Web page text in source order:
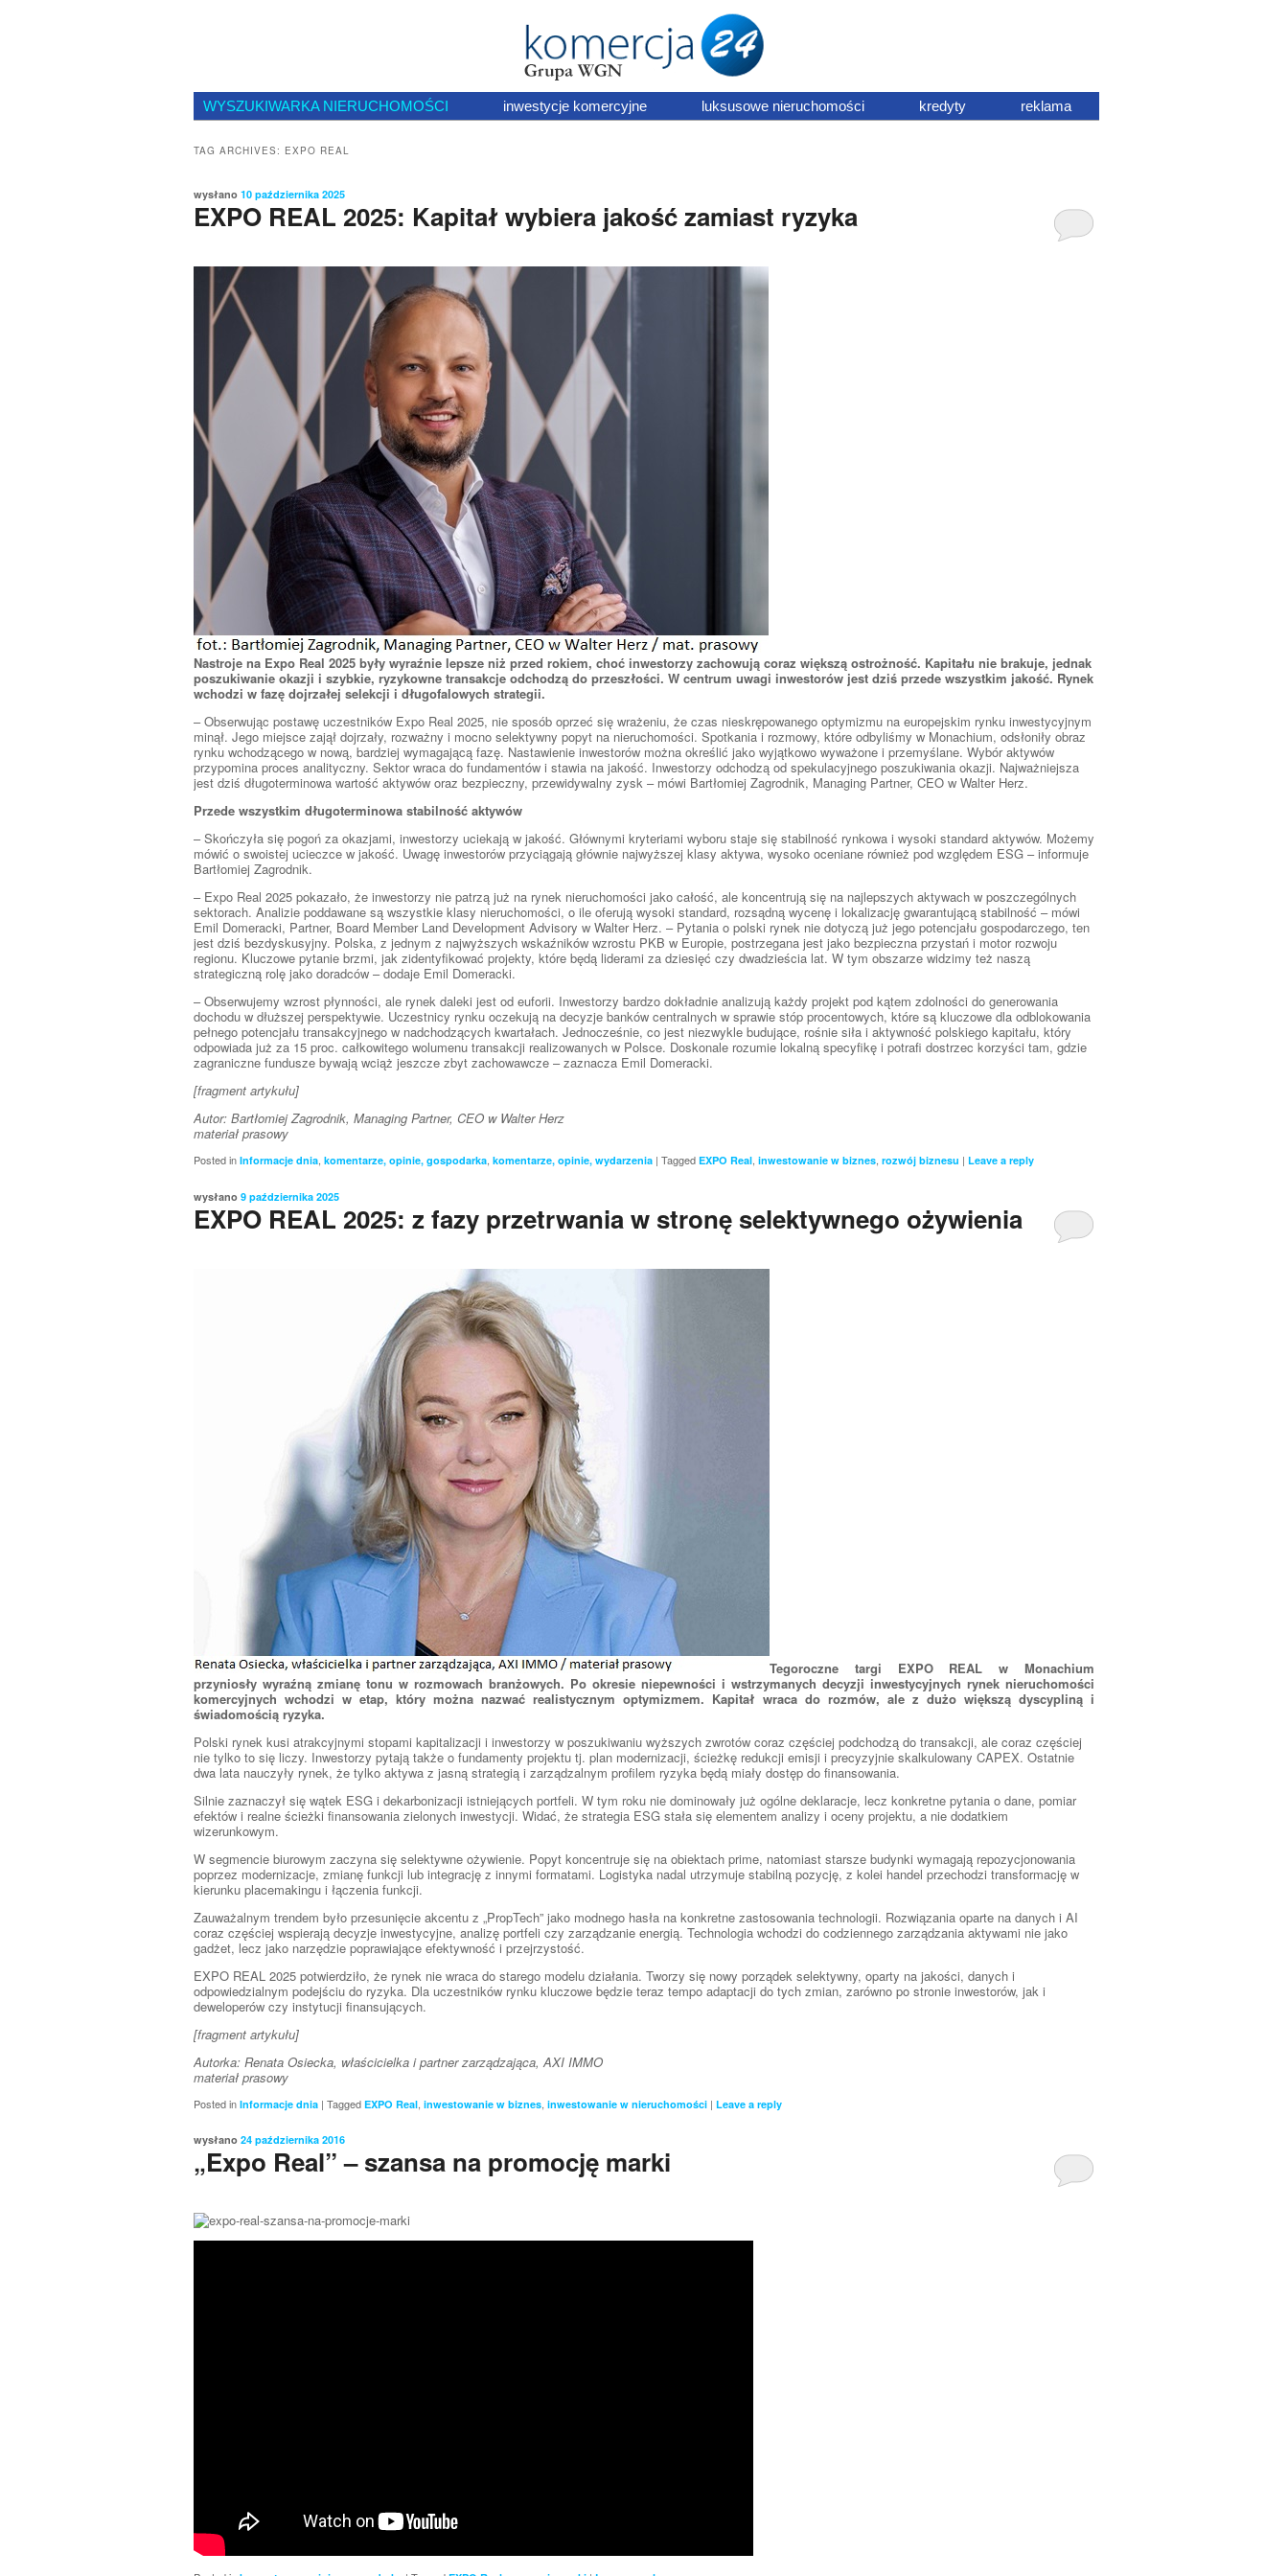
WYSZUKIWARKA NIERUCHOMOŚCI inwestycje komercyjne luksusowe nieruchomości kredyty reklama
TAG ARCHIVES: EXPO REAL
EXPO REAL 2025: Kapitał wybiera jakość zamiast ryzyka
wysłano 10 października 2025
Nastroje na Expo Real 2025 były wyraźnie lepsze niż przed rokiem, choć inwestorzy zachowują coraz większą ostrożność. Kapitału nie brakuje, jednak
poszukiwanie okazji i szybkie, ryzykowne transakcje odchodzą do przeszłości. W centrum uwagi inwestorów jest dziś przede wszystkim jakość. Rynek
wchodzi w fazę dojrzałej selekcji i długofalowych strategii.
– Obserwując postawę uczestników Expo Real 2025, nie sposób oprzeć się wrażeniu, że czas nieskrępowanego optymizmu na europejskim rynku inwestycyjnym
minął. Jego miejsce zajął dojrzały, rozważny i mocno selektywny popyt na nieruchomości. Spotkania i rozmowy, które odbyliśmy w Monachium, odsłoniły obraz
rynku wchodzącego w nową, bardziej wymagającą fazę. Nastawienie inwestorów można określić jako wyjątkowo wyważone i przemyślane. Wybór aktywów
przypomina proces analityczny. Sektor wraca do fundamentów i stawia na jakość. Inwestorzy odchodzą od spekulacyjnego poszukiwania okazji. Najważniejsza
jest dziś długoterminowa wartość aktywów oraz bezpieczny, przewidywalny zysk – mówi Bartłomiej Zagrodnik, Managing Partner, CEO w Walter Herz.
Przede wszystkim długoterminowa stabilność aktywów
– Skończyła się pogoń za okazjami, inwestorzy uciekają w jakość. Głównymi kryteriami wyboru staje się stabilność rynkowa i wysoki standard aktywów. Możemy
mówić o swoistej ucieczce w jakość. Uwagę inwestorów przyciągają głównie najwyższej klasy aktywa, wysoko oceniane również pod względem ESG – informuje
Bartłomiej Zagrodnik.
– Expo Real 2025 pokazało, że inwestorzy nie patrzą już na rynek nieruchomości jako całość, ale koncentrują się na najlepszych aktywach w poszczególnych
sektorach. Analizie poddawane są wszystkie klasy nieruchomości, o ile oferują wysoki standard, rozsądną wycenę i lokalizację gwarantującą stabilność – mówi
Emil Domeracki, Partner, Board Member Land Development Advisory w Walter Herz. – Pytania o polski rynek nie dotyczą już jego potencjału gospodarczego, ten
jest dziś bezdyskusyjny. Polska, z jednym z najwyższych wskaźników wzrostu PKB w Europie, postrzegana jest jako bezpieczna przystań i motor rozwoju
regionu. Kluczowe pytanie brzmi, jak zidentyfikować projekty, które będą liderami za dziesięć czy dwadzieścia lat. W tym obszarze widzimy też naszą
strategiczną rolę jako doradców – dodaje Emil Domeracki.
– Obserwujemy wzrost płynności, ale rynek daleki jest od euforii. Inwestorzy bardzo dokładnie analizują każdy projekt pod kątem zdolności do generowania
dochodu w dłuższej perspektywie. Uczestnicy rynku oczekują na decyzje banków centralnych w sprawie stóp procentowych, które są kluczowe dla odblokowania
pełnego potencjału transakcyjnego w nadchodzących kwartałach. Jednocześnie, co jest niezwykle budujące, rośnie siła i aktywność polskiego kapitału, który
odpowiada już za 15 proc. całkowitego wolumenu transakcji realizowanych w Polsce. Doskonale rozumie lokalną specyfikę i potrafi dostrzec korzyści tam, gdzie
zagraniczne fundusze bywają wciąż jeszcze zbyt zachowawcze – zaznacza Emil Domeracki.
[fragment artykułu]
Autor: Bartłomiej Zagrodnik, Managing Partner, CEO w Walter Herz
materiał prasowy
Posted in Informacje dnia, komentarze, opinie, gospodarka, komentarze, opinie, wydarzenia | Tagged EXPO Real, inwestowanie w biznes, rozwój biznesu | Leave a reply
EXPO REAL 2025: z fazy przetrwania w stronę selektywnego ożywienia
wysłano 9 października 2025
Tegoroczne targi EXPO REAL w Monachium
przyniosły wyraźną zmianę tonu w rozmowach branżowych. Po okresie niepewności i wstrzymanych decyzji inwestycyjnych rynek nieruchomości
komercyjnych wchodzi w etap, który można nazwać realistycznym optymizmem. Kapitał wraca do rozmów, ale z dużo większą dyscypliną i
świadomością ryzyka.
Polski rynek kusi atrakcyjnymi stopami kapitalizacji i inwestorzy w poszukiwaniu wyższych zwrotów coraz częściej podchodzą do transakcji, ale coraz częściej
nie tylko to się liczy. Inwestorzy pytają także o fundamenty projektu tj. plan modernizacji, ścieżkę redukcji emisji i precyzyjnie skalkulowany CAPEX. Ostatnie
dwa lata nauczyły rynek, że tylko aktywa z jasną strategią i zarządzalnym profilem ryzyka będą miały dostęp do finansowania.
Silnie zaznaczył się wątek ESG i dekarbonizacji istniejących portfeli. W tym roku nie dominowały już ogólne deklaracje, lecz konkretne pytania o dane, pomiar
efektów i realne ścieżki finansowania zielonych inwestycji. Widać, że strategia ESG stała się elementem analizy i oceny projektu, a nie dodatkiem
wizerunkowym.
W segmencie biurowym zaczyna się selektywne ożywienie. Popyt koncentruje się na obiektach prime, natomiast starsze budynki wymagają repozycjonowania
poprzez modernizacje, zmianę funkcji lub integrację z innymi formatami. Logistyka nadal utrzymuje stabilną pozycję, z kolei handel przechodzi transformację w
kierunku placemakingu i łączenia funkcji.
Zauważalnym trendem było przesunięcie akcentu z „PropTech” jako modnego hasła na konkretne zastosowania technologii. Rozwiązania oparte na danych i AI
coraz częściej wspierają decyzje inwestycyjne, analizę portfeli czy zarządzanie energią. Technologia wchodzi do codziennego zarządzania aktywami nie jako
gadżet, lecz jako narzędzie poprawiające efektywność i przejrzystość.
EXPO REAL 2025 potwierdziło, że rynek nie wraca do starego modelu działania. Tworzy się nowy porządek selektywny, oparty na jakości, danych i
odpowiedzialnym podejściu do ryzyka. Dla uczestników rynku kluczowe będzie teraz tempo adaptacji do tych zmian, zarówno po stronie inwestorów, jak i
deweloperów czy instytucji finansujących.
[fragment artykułu]
Autorka: Renata Osiecka, właścicielka i partner zarządzająca, AXI IMMO
materiał prasowy
Posted in Informacje dnia | Tagged EXPO Real inwestowanie w biznes inwestowanie w nieruchomości | Leave a reply
„Expo Real” – szansa na promocję marki
wysłano 24 października 2016